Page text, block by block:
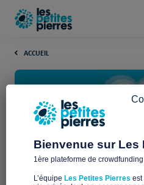
ACCUEIL
Le
Bienvenue sur Les
1ère plateforme de
L’équipe Les Petites Pierres est